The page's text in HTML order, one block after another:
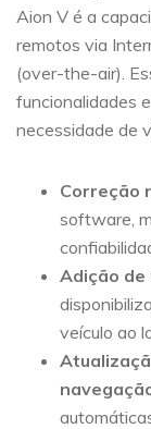
Aion V é a
remotos via
(over-the-air).
funcionalidades
necessidade de
Correção
software,
Adição de
veículo ao